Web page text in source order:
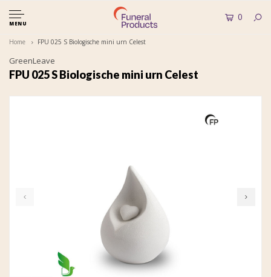
MENU
0
Home FPU 025 S Biologische mini urn Celest
GreenLeave
FPU 025 S Biologische mini urn Celest